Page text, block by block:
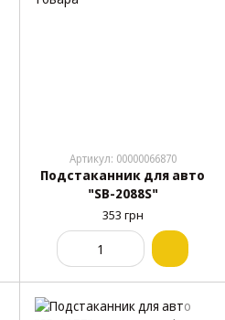
Артикул: 00000066870
Подстаканник для авто
"SB-2088S"
353 грн